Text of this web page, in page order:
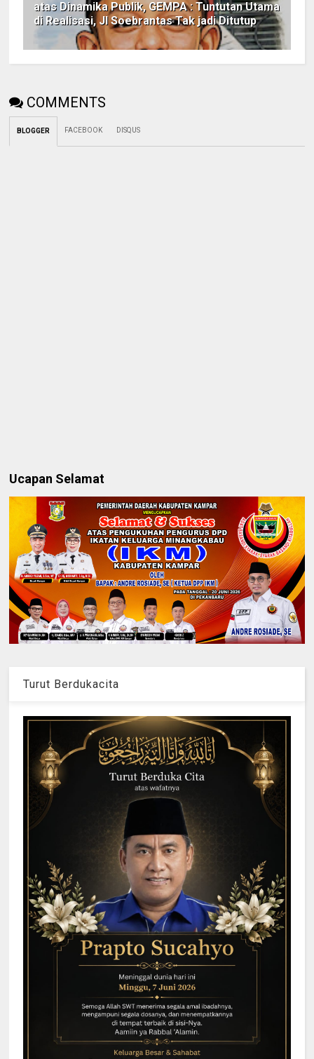
atas Dinamika Publik, GEMPA : Tuntutan Utama
di Realisasi, Jl Soebrantas Tak jadi Ditutup
COMMENTS
BLOGGER FACEBOOK DISQUS
Ucapan Selamat
Turut Berdukacita